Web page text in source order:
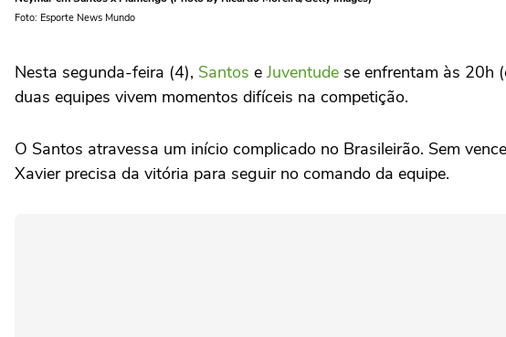
Foto: Esporte News Mundo
Nesta segunda-feira (4), Santos e Juventude se enfrentam às 20h
duas equipes vivem momentos difíceis na competição.
O Santos atravessa um início complicado no Brasileirão. Sem
Xavier precisa da vitória para seguir no comando da equipe.